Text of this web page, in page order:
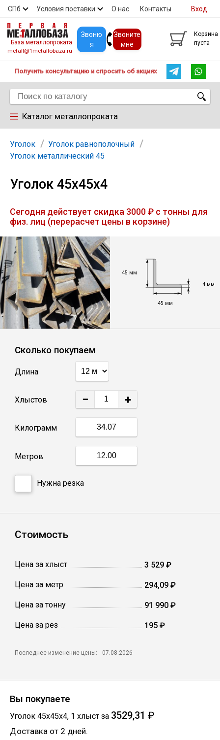
СПб Условия поставки О нас Контакты
Скидки Прайс Покупателям
Вход
База металлопроката
metall@1metallobaza.ru
Звоню
я
Звоните
мне
Корзина
пуста
Получить консультацию и спросить об акциях
Каталог металлопроката
Арматура
Уголок
Балка
Швеллер
Квадрат
Катанка
Профлист
Сетка кладочная
Круги абразивные
Нержавейка
Уголок
Уголок равнополочный
Уголок металлический 45
Уголок 45х45х4
Сегодня действует скидка 3000 ₽ с тонны для
физ. лиц (перерасчет цены в корзине)
45 мм
45 мм
4 мм
Сколько покупаем
Длина
Хлыстов − +
Килограмм
Метров
Нужна резка
Стоимость
Цена за хлыст 3 529 ₽
Цена за метр 294,09 ₽
Цена за тонну 91 990 ₽
Цена за рез 195 ₽
Последнее изменение цены: 07.08.2026
Вы покупаете
Уголок 45х45х4, 1 хлыст за 3529,31 ₽
Доставка от 2 дней.